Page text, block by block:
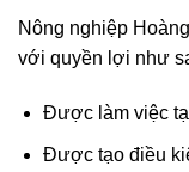
Nông nghiệp
với quyền lợi như
Được làm việc
Được tạo điều